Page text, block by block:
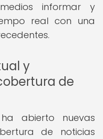
informar y
real con una
y
de
abierto nuevas
de noticias